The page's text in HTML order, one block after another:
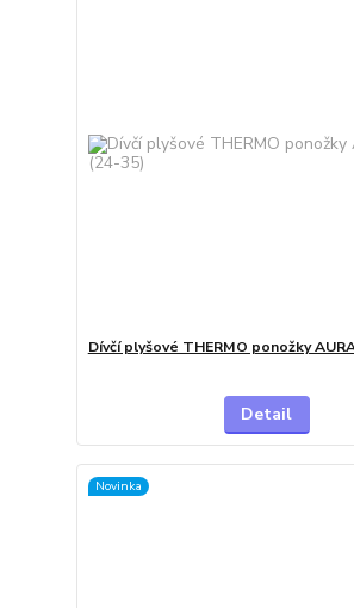
Dívčí plyšové THERMO ponožky
Detail
Novinka